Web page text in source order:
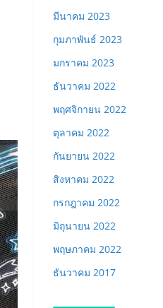
มีนาคม 2023
กุมภาพันธ์ 2023
มกราคม 2023
ธันวาคม 2022
พฤศจิกายน 2022
ตุลาคม 2022
กันยายน 2022
สิงหาคม 2022
กรกฎาคม 2022
มิถุนายน 2022
พฤษภาคม 2022
ธันวาคม 2017